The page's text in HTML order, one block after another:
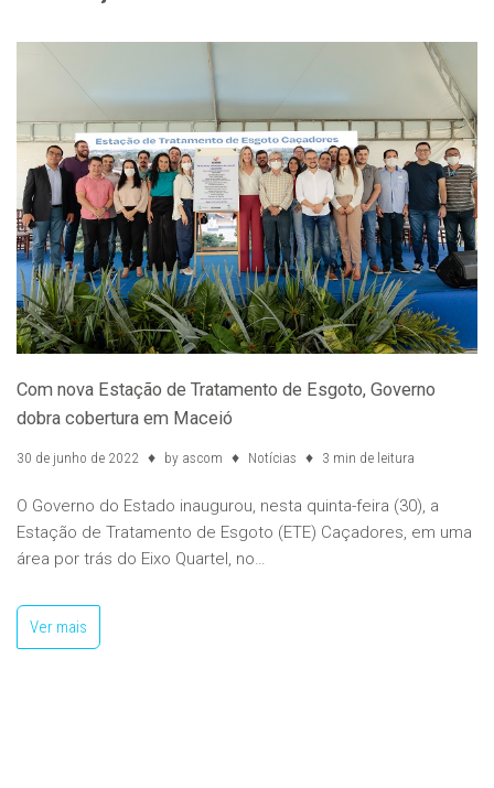
Com nova Estação de Tratamento de Esgoto, Governo
dobra cobertura em Maceió
30 de junho de 2022 by ascom Notícias 3 min de leitura
O Governo do Estado inaugurou, nesta quinta-feira (30), a
Estação de Tratamento de Esgoto (ETE) Caçadores, em uma
área por trás do Eixo Quartel, no…
Ver mais